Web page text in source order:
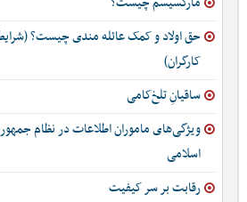
حق اولاد و کمک عائله مندی چیست؟
کارگران)
ساقیانِ تلخ‌کامی
ویژگی‌های ماموران اطلاعات در نظام
اسلامی
رقابت بر سر کیفیت